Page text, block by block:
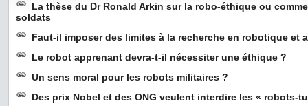
La thèse du Dr Ronald Arkin sur la robo-éthique ou
soldats
Faut-il imposer des limites à la recherche en robotique et
Le robot apprenant devra-t-il nécessiter une éthique ?
Un sens moral pour les robots militaires ?
Des prix Nobel et des ONG veulent interdire les « robots-